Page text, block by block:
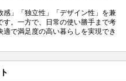
感」「独立性」「デザイン性」を兼
す。一方で、日常の使い勝手まで考
適で満足度の高い暮らしを実現でき